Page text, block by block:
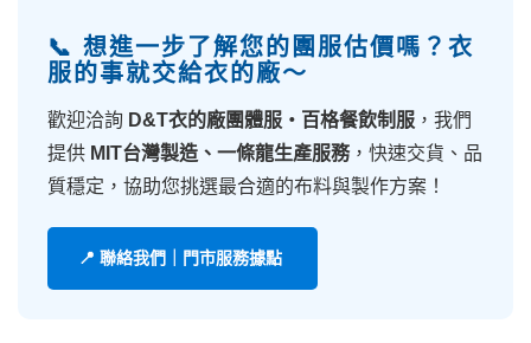
📞 想進一步了解您的團服估價嗎？衣
服的事就交給衣的廠～
歡迎洽詢 D&T衣的廠團體服・百格餐飲制服 ，我們
提供 MIT台灣製造、一條龍生產服務，快速交貨、品
質穩定，協助您挑選最合適的布料與製作方案！
📍 聯絡我們｜門市服務據點